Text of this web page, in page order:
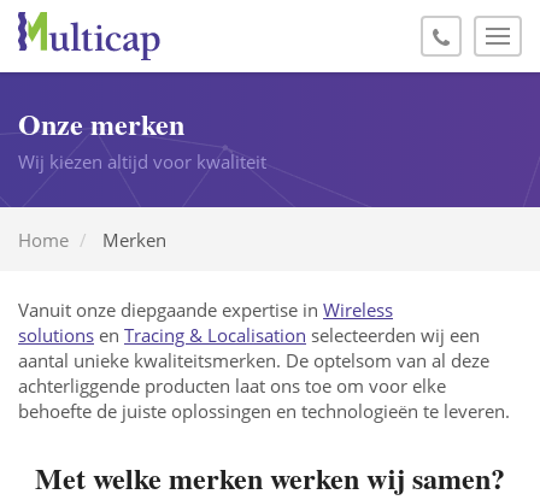
Onze merken
Wij kiezen altijd voor kwaliteit
Home Merken
Vanuit onze diepgaande expertise in Wireless
solutions en Tracing & Localisation selecteerden wij een
aantal unieke kwaliteitsmerken. De optelsom van al deze
achterliggende producten laat ons toe om voor elke
behoefte de juiste oplossingen en technologieën te leveren.
Met welke merken werken wij samen?